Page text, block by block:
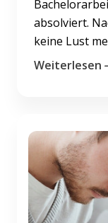
absolviert.
keine Lust
Weiterlesen